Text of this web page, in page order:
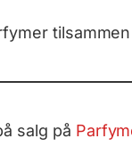
salg på